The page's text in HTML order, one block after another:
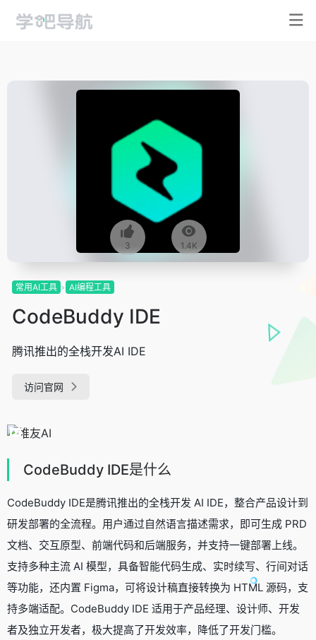
3 1.4K
常用AI工具 AI编程工具
CodeBuddy IDE
腾讯推出的全栈开发AI IDE
访问官网
CodeBuddy IDE是什么
CodeBuddy IDE是腾讯推出的全栈开发 AI IDE，整合产品设计到
研发部署的全流程。用户通过自然语言描述需求，即可生成 PRD
文档、交互原型、前端代码和后端服务，并支持一键部署上线。
支持多种主流 AI 模型，具备智能代码生成、实时续写、行间对话
等功能，还内置 Figma，可将设计稿直接转换为 HTML 源码，支
持多端适配。CodeBuddy IDE 适用于产品经理、设计师、开发
者及独立开发者，极大提高了开发效率，降低了开发门槛。